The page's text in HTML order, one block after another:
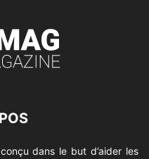
dans le but d’aider les